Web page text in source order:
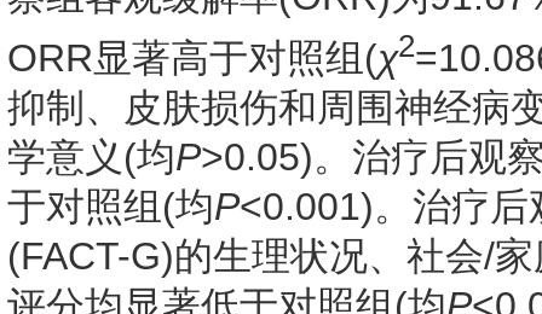
ORR显著高于对照组(χ2
抑制、皮肤损伤和周围神经病
学意义(均P>0.05)。治疗后观
于对照组(均P<0.001)。治疗
(FACT-G)的生理状况、社会/
评分均显著低于对照组(均P